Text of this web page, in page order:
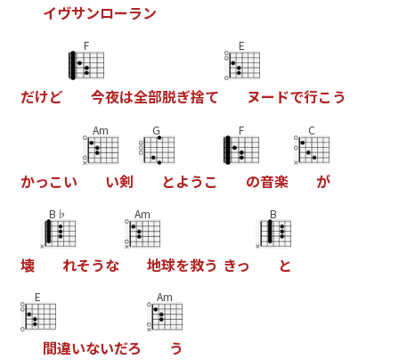
イヴサンローラン
だけど
F
今夜は全部脱ぎ捨て
E
ヌー ドで行こ う
かっこい
Am
い剣
G
とよう こ
F
の音楽
C
が
壊
B♭
れそうな
Am
地球を救う きっ
B
と
E
間違いないだろ
Am
う